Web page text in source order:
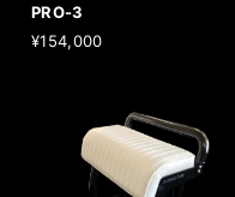
PRO-3
¥154,000